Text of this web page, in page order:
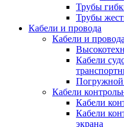
Трубы
Трубы
Кабели и провода
Кабели и
Кабели
Погружной
Кабели
Кабели
Кабели
экрана